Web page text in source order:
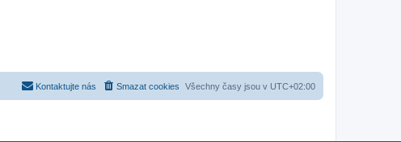
Všechny časy jsou v UTC+02:00
Smazat cookies
Kontaktujte nás